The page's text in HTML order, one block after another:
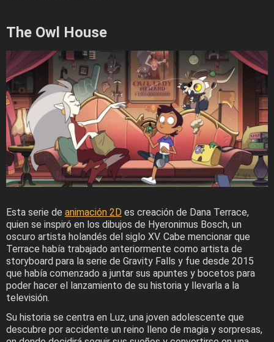
The Owl House
Esta serie de animación 2D es creación de Dana Terrace,
quien se inspiró en los dibujos de Hyeronimus Bosch, un
oscuro artista holandés del siglo XV. Cabe mencionar que
Terrace había trabajado anteriormente como artista de
storyboard para la serie de Gravity Falls y fue desde 2015
que había comenzado a juntar sus apuntes y bocetos para
poder hacer el lanzamiento de su historia y llevarla a la
televisión.
Su historia se centra en Luz, una joven adolescente que
descubre por accidente un reino lleno de magia y sorpresas,